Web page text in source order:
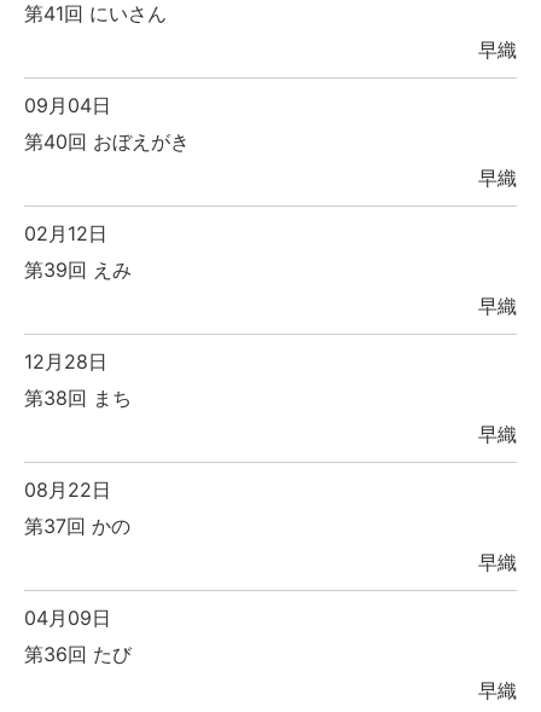
第41回 にいさん
早織
09月04日
第40回 おぼえがき
早織
02月12日
第39回 えみ
早織
12月28日
第38回 まち
早織
08月22日
第37回 かの
早織
04月09日
第36回 たび
早織